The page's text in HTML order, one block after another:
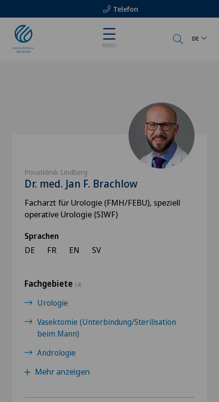
Telefon
MENU
DE
Privatklinik Lindberg
Dr. med. Jan F. Brachlow
Facharzt für Urologie (FMH/FEBU), speziell
operative Urologie (SIWF)
Sprachen
DE FR EN SV
Fachgebiete (4)
Urologie
Vasektomie (Unterbindung/Sterilisation
beim Mann)
Andrologie
Mehr anzeigen